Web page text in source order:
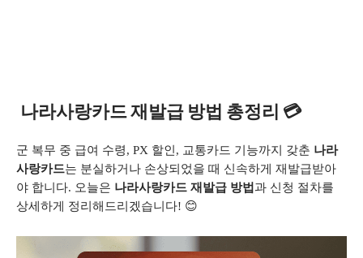
나라사랑카드 재발급 방법 총정리 💳
군 복무 중 급여 수령, PX 할인, 교통카드 기능까지 갖춘 나라
사랑카드는 분실하거나 손상되었을 때 신속하게 재발급받아
야 합니다. 오늘은 나라사랑카드 재발급 방법과 신청 절차를
상세하게 정리해드리겠습니다! 😊